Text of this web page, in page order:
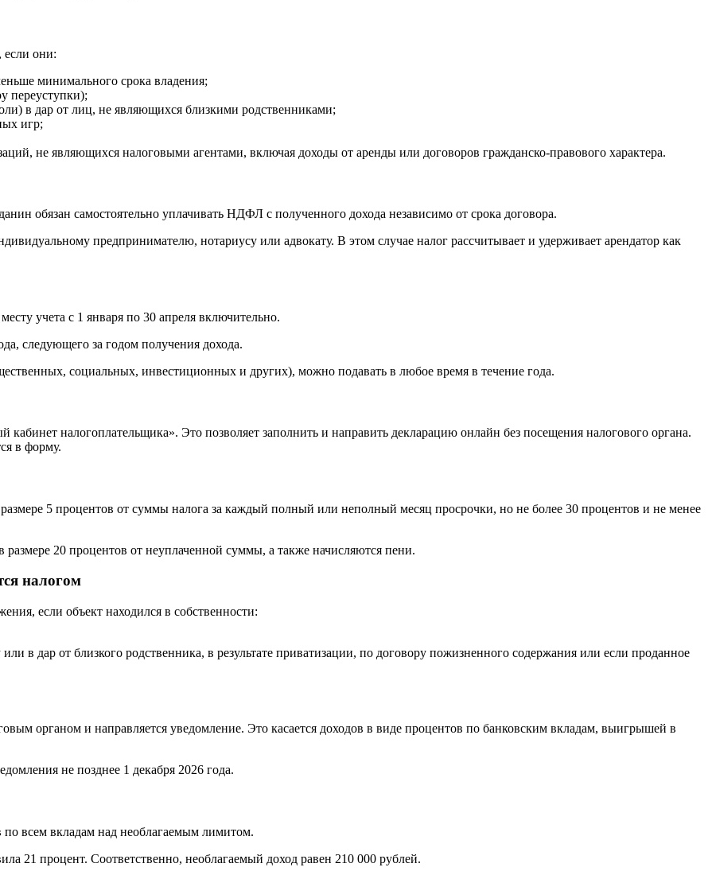
если они:
минимального срока владения;
переуступки);
в дар от лиц, не являющихся близкими родственниками;
игр;
не являющихся налоговыми агентами, включая доходы от аренды или договоров гражданско-правового характера.
обязан самостоятельно уплачивать НДФЛ с полученного дохода независимо от срока договора.
предпринимателю, нотариусу или адвокату. В этом случае налог рассчитывает и удерживает арендатор как
учета с 1 января по 30 апреля включительно.
следующего за годом получения дохода.
социальных, инвестиционных и других), можно подавать в любое время в течение года.
налогоплательщика». Это позволяет заполнить и направить декларацию онлайн без посещения налогового органа.
в форму.
5 процентов от суммы налога за каждый полный или неполный месяц просрочки, но не более 30 процентов и не менее
20 процентов от неуплаченной суммы, а также начисляются пени.
налогом
если объект находился в собственности:
в дар от близкого родственника, в результате приватизации, по договору пожизненного содержания или если проданное
органом и направляется уведомление. Это касается доходов в виде процентов по банковским вкладам, выигрышей в
не позднее 1 декабря 2026 года.
всем вкладам над необлагаемым лимитом.
21 процент. Соответственно, необлагаемый доход равен 210 000 рублей.